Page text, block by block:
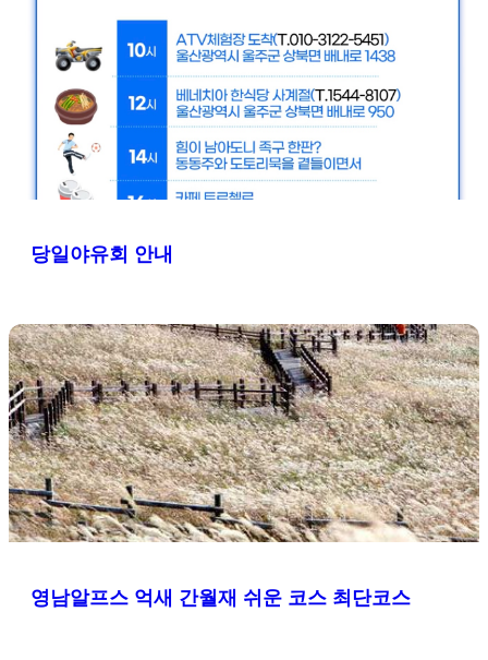
당일야유회 안내
영남알프스 억새 간월재 쉬운 코스 최단코스